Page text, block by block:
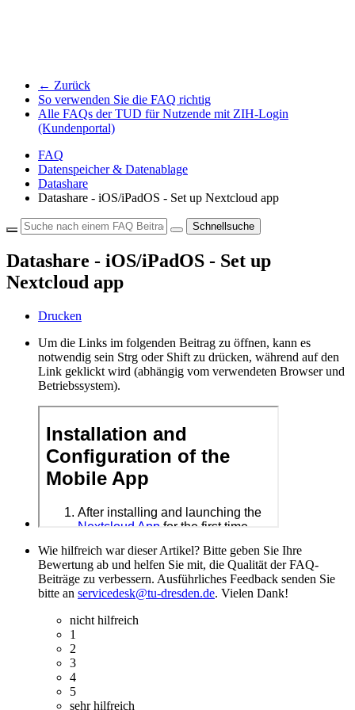
← Zurück
So verwenden Sie die FAQ richtig
Alle FAQs der TUD für Nutzende mit ZIH-Login
(Kundenportal)
FAQ
Datenspeicher & Datenablage
Datashare
Datashare - iOS/iPadOS - Set up Nextcloud app
Schnellsuche
Datashare - iOS/iPadOS - Set up
Nextcloud app
Drucken
Um die Links im folgenden Beitrag zu öffnen, kann es
notwendig sein Strg oder Shift zu drücken, während auf den
Link geklickt wird (abhängig vom verwendeten Browser und
Betriebssystem).
Wie hilfreich war dieser Artikel? Bitte geben Sie Ihre
Bewertung ab und helfen Sie mit, die Qualität der FAQ-
Beiträge zu verbessern. Ausführliches Feedback senden Sie
bitte an servicedesk@tu-dresden.de. Vielen Dank!
nicht hilfreich
1
2
3
4
5
sehr hilfreich